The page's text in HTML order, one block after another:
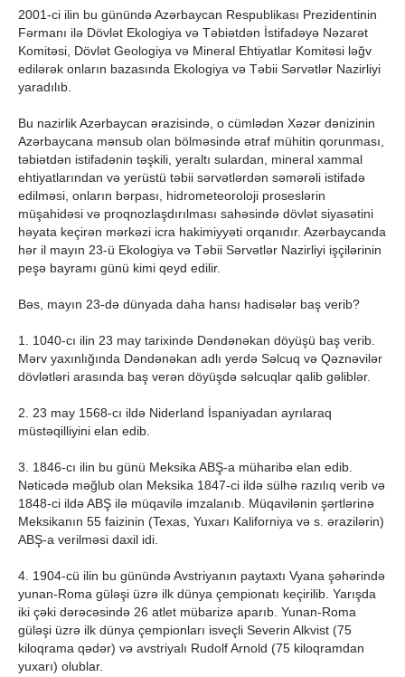
2001-ci ilin bu günündə Azərbaycan Respublikası Prezidentinin
Fərmanı ilə Dövlət Ekologiya və Təbiətdən İstifadəyə Nəzarət
Komitəsi, Dövlət Geologiya və Mineral Ehtiyatlar Komitəsi ləğv
edilərək onların bazasında Ekologiya və Təbii Sərvətlər Nazirliyi
yaradılıb.
Bu nazirlik Azərbaycan ərazisində, o cümlədən Xəzər dənizinin
Azərbaycana mənsub olan bölməsində ətraf mühitin qorunması,
təbiətdən istifadənin təşkili, yeraltı sulardan, mineral xammal
ehtiyatlarından və yerüstü təbii sərvətlərdən səmərəli istifadə
edilməsi, onların bərpası, hidrometeoroloji proseslərin
müşahidəsi və proqnozlaşdırılması sahəsində dövlət siyasətini
həyata keçirən mərkəzi icra hakimiyyəti orqanıdır. Azərbaycanda
hər il mayın 23-ü Ekologiya və Təbii Sərvətlər Nazirliyi işçilərinin
peşə bayramı günü kimi qeyd edilir.
Bəs, mayın 23-də dünyada daha hansı hadisələr baş verib?
1. 1040-cı ilin 23 may tarixindә Dəndənəkan döyüşü baş verib.
Mərv yaxınlığında Dəndənəkan adlı yerdə Səlcuq və Qəznəvilər
dövlətləri arasında baş verən döyüşdə səlcuqlar qalib gəliblər.
2. 23 may 1568-cı ildə Niderland İspaniyadan ayrılaraq
müstəqilliyini elan edib.
3. 1846-cı ilin bu günü Meksika ABŞ-a müharibə elan edib.
Nəticədə məğlub olan Meksika 1847-ci ildə sülhə razılıq verib və
1848-ci ildə ABŞ ilə müqavilə imzalanıb. Müqavilənin şərtlərinə
Meksikanın 55 faizinin (Texas, Yuxarı Kaliforniya və s. ərazilərin)
ABŞ-a verilməsi daxil idi.
4. 1904-cü ilin bu günündə Avstriyanın paytaxtı Vyana şəhərində
yunan-Roma güləşi üzrə ilk dünya çempionatı keçirilib. Yarışda
iki çəki dərəcəsində 26 atlet mübarizə aparıb. Yunan-Roma
güləşi üzrə ilk dünya çempionları isveçli Severin Alkvist (75
kiloqrama qədər) və avstriyalı Rudolf Arnold (75 kiloqramdan
yuxarı) olublar.